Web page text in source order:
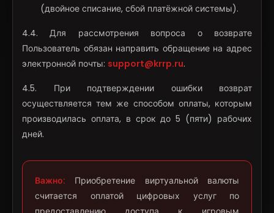
(двойное списание, сбой платёжной системы).
4.4. Для рассмотрения вопроса о возврате
Пользователь обязан направить обращение на адрес
электронной почты: support@krrp.ru.
4.5. При подтверждении ошибки возврат
осуществляется тем же способом оплаты, которым
производилась оплата, в срок до 5 (пяти) рабочих
дней.
Важно: Приобретение виртуальной валюты
считается оплатой цифровых услуг по